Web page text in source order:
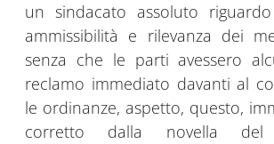
un sindacato assoluto
ammissibilità e rilevanza dei
senza che le parti avessero
reclamo immediato davanti al
le ordinanze, aspetto, questo,
corretto dalla novella